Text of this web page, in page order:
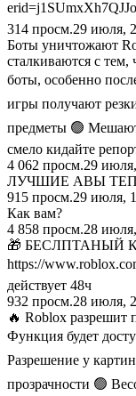
314 просм.29 июля,
Боты уничтожают
сталкиваются с
боты, особенно
игры получают
предметы 🟢
смело кидайте
4 062 просм.29
ЛУЧШИЕ АВЫ
915 просм.29 июля,
Как вам?
4 858 просм.28
🎁 БЕСЛПТАНЫЙ
https://
действует 48ч
932 просм.28 июля,
🔥 Roblox разрешит
Функция будет
Разрешение у
прозрачности 🟢